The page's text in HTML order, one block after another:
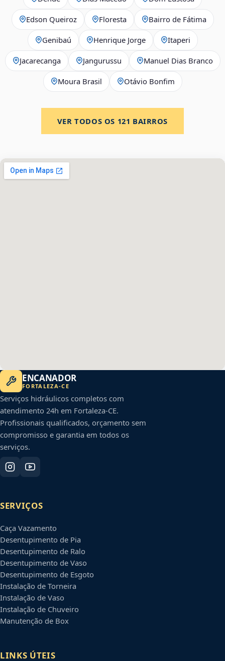
Edson Queiroz Floresta Bairro de Fátima
Genibaú Henrique Jorge Itaperi
Jacarecanga Jangurussu Manuel Dias Branco
Moura Brasil Otávio Bonfim
VER TODOS OS 121 BAIRROS
ENCANADOR
FORTALEZA-CE
Serviços hidráulicos completos com
atendimento 24h em Fortaleza-CE.
Profissionais qualificados, orçamento sem
compromisso e garantia em todos os
serviços.
SERVIÇOS
Caça Vazamento
Desentupimento de Pia
Desentupimento de Ralo
Desentupimento de Vaso
Desentupimento de Esgoto
Instalação de Torneira
Instalação de Vaso
Instalação de Chuveiro
Manutenção de Box
LINKS ÚTEIS